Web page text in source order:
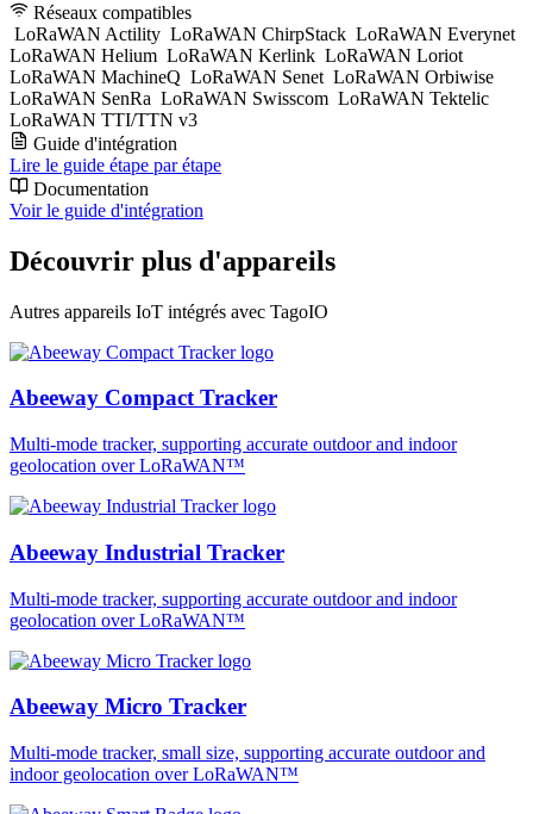
Réseaux compatibles
LoRaWAN Actility LoRaWAN ChirpStack LoRaWAN Everynet
LoRaWAN Helium LoRaWAN Kerlink LoRaWAN Loriot
LoRaWAN MachineQ LoRaWAN Senet LoRaWAN Orbiwise
LoRaWAN SenRa LoRaWAN Swisscom LoRaWAN Tektelic
LoRaWAN TTI/TTN v3
Guide d'intégration
Lire le guide étape par étape
Documentation
Voir le guide d'intégration
Découvrir plus d'appareils
Autres appareils IoT intégrés avec TagoIO
Abeeway Compact Tracker
Multi-mode tracker, supporting accurate outdoor and indoor
geolocation over LoRaWAN™
Abeeway Industrial Tracker
Multi-mode tracker, supporting accurate outdoor and indoor
geolocation over LoRaWAN™
Abeeway Micro Tracker
Multi-mode tracker, small size, supporting accurate outdoor and
indoor geolocation over LoRaWAN™